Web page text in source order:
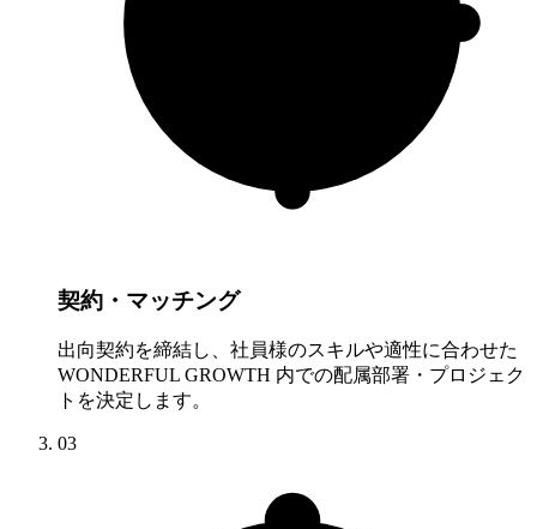
契約・マッチング
出向契約を締結し、社員様のスキルや適性に合わせた
WONDERFUL GROWTH 内での配属部署・プロジェク
トを決定します。
03